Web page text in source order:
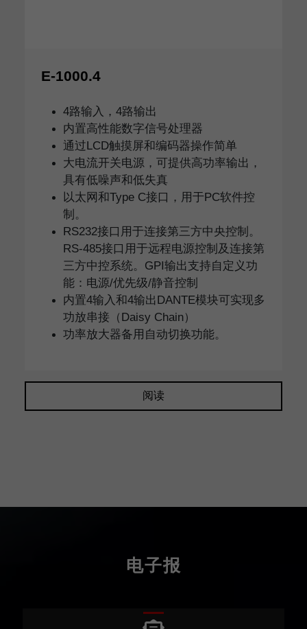
E-1000.4
4路输入，4路输出
内置高性能数字信号处理器
通过LCD触摸屏和编码器操作简单
大电流开关电源，可提供高功率输出，
具有低噪声和低失真
以太网和Type C接口，用于PC软件控
制。
RS232接口用于连接第三方中央控制。
RS-485接口用于远程电源控制及连接第
三方中控系统。GPI输出支持自定义功
能：电源/优先级/静音控制
内置4输入和4输出DANTE模块可实现多
功放串接（Daisy Chain）
功率放大器备用自动切换功能。
阅读
电子报